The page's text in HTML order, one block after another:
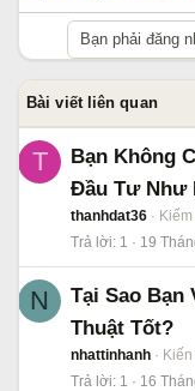
Bạn phải đăng
Bài viết liên quan
T
Bạn Không
Đầu Tư Như
thanhdat36
Trả lời 1 19
N
Tại Sao Bạn
Thuật Tốt?
nhattinhanh
Trả lời 1 16